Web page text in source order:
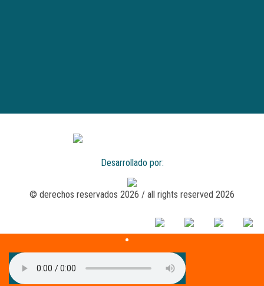
Desarrollado por:
© derechos reservados 2026 / all rights reserved 2026